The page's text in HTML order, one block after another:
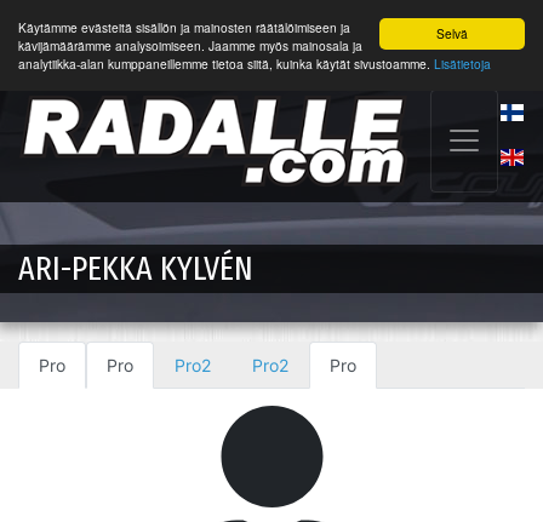
Selvä
Käytämme evästeitä sisällön ja mainosten räätälöimiseen ja
kävijämäärämme analysoimiseen. Jaamme myös mainosala ja
analytiikka-alan kumppaneillemme tietoa siitä, kuinka käytät sivustoamme. Lisätietoja
ARI-PEKKA KYLVÉN
Pro Pro Pro2 Pro2 Pro